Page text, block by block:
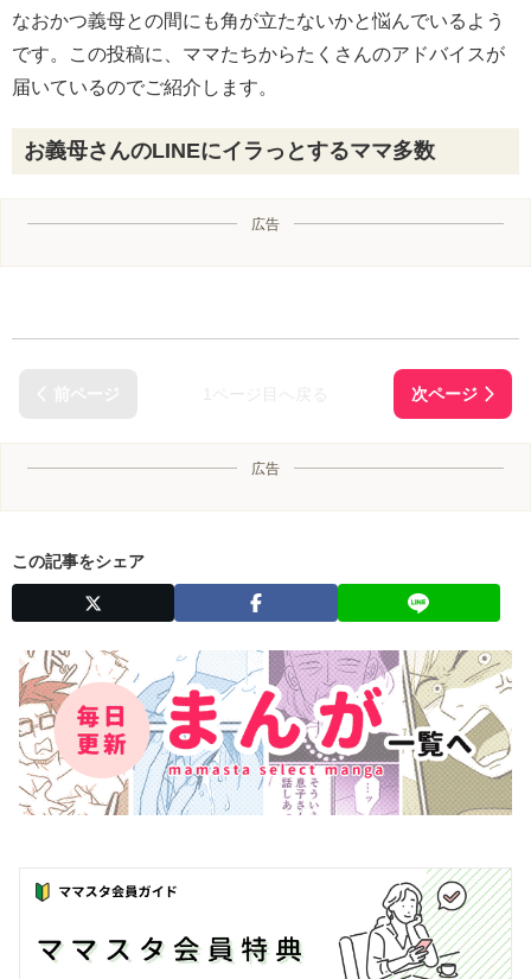
なおかつ義母との間にも角が立たないかと悩んでいるよう
です。この投稿に、ママたちからたくさんのアドバイスが
届いているのでご紹介します。
お義母さんのLINEにイラっとするママ多数
広告
広告
この記事をシェア